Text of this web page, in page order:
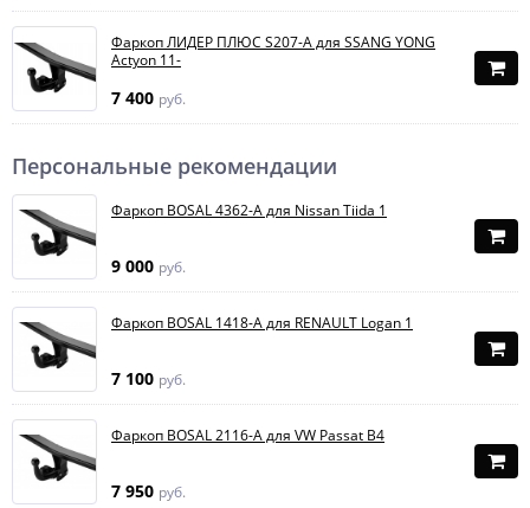
Фаркоп ЛИДЕР ПЛЮС S207-A для SSANG YONG
Actyon 11-
7 400 руб.
Персональные рекомендации
Фаркоп BOSAL 4362-A для Nissan Tiida 1
9 000 руб.
Фаркоп BOSAL 1418-A для RENAULT Logan 1
7 100 руб.
Фаркоп BOSAL 2116-A для VW Passat B4
7 950 руб.